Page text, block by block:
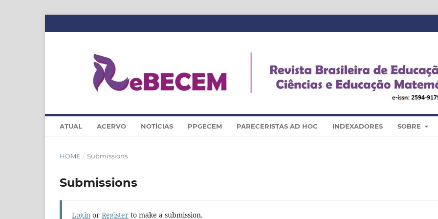
ATUAL ACERVO NOTÍCIAS PPGECEM PARECERISTAS AD HOC INDEXADORES SOBRE
HOME / Submissions
Submissions
Login or Register to make a submission.